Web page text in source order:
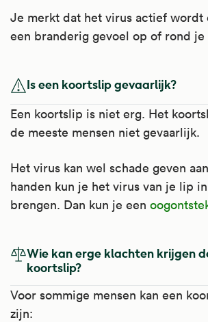
Je merkt dat het virus actief wordt
een branderig gevoel op of rond
Is een koortslip gevaarlijk?
Een koortslip is niet erg. Het
de meeste mensen niet gevaarlijk.
Het virus kan wel schade geven
handen kun je het virus van je lip
brengen. Dan kun je een
Wie kan erge klachten krijgen
koortslip?
Voor sommige mensen kan een
zijn: